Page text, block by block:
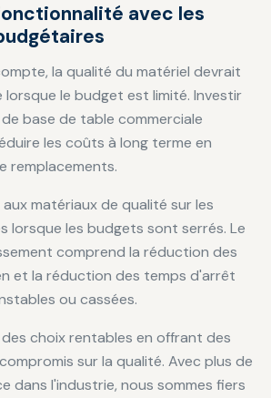
avec les
la qualité du matériel devrait
le budget est limité. Investir
base de table commerciale
les coûts à long terme en
remplacements.
matériaux de qualité sur les
lorsque les budgets sont serrés. Le
comprend la réduction des
et la réduction des temps d'arrêt
ou cassées.
choix rentables en offrant des
sur la qualité. Avec plus de
dans l'industrie, nous sommes fiers